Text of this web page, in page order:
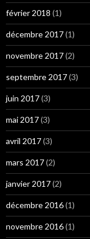
février 2018 (1)
décembre 2017(1)
novembre 2017(2)
septembre 2017(3)
juin 2017(3)
mai 2017(3)
avril 2017(3)
mars 2017(2)
janvier 2017(2)
décembre 2016(1)
novembre 2016(1)